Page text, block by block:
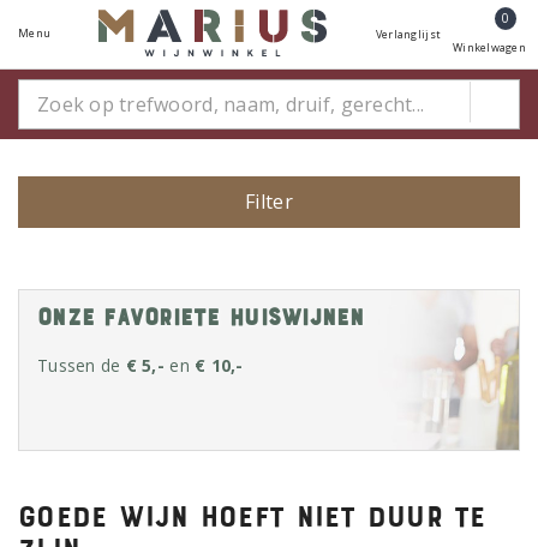
Menu Verlanglijst
0
Winkelwagen
Filter
Onze favoriete huiswijnen
Tussen de € 5,- en € 10,-
Goede wijn hoeft niet duur te